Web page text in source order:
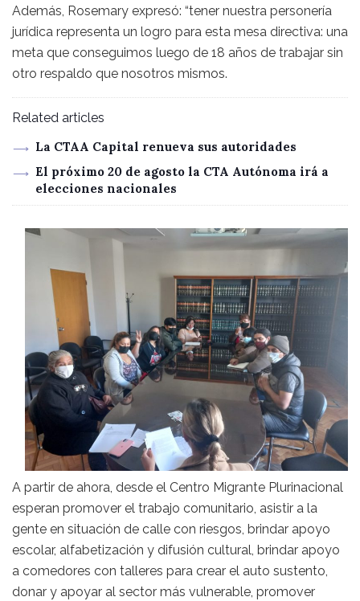
Además, Rosemary expresó: “tener nuestra personería
jurídica representa un logro para esta mesa directiva: una
meta que conseguimos luego de 18 años de trabajar sin
otro respaldo que nosotros mismos.
Related articles
La CTAA Capital renueva sus autoridades
El próximo 20 de agosto la CTA Autónoma irá a
elecciones nacionales
A partir de ahora, desde el Centro Migrante Plurinacional
esperan promover el trabajo comunitario, asistir a la
gente en situación de calle con riesgos, brindar apoyo
escolar, alfabetización y difusión cultural, brindar apoyo
a comedores con talleres para crear el auto sustento,
donar y apoyar al sector más vulnerable, promover